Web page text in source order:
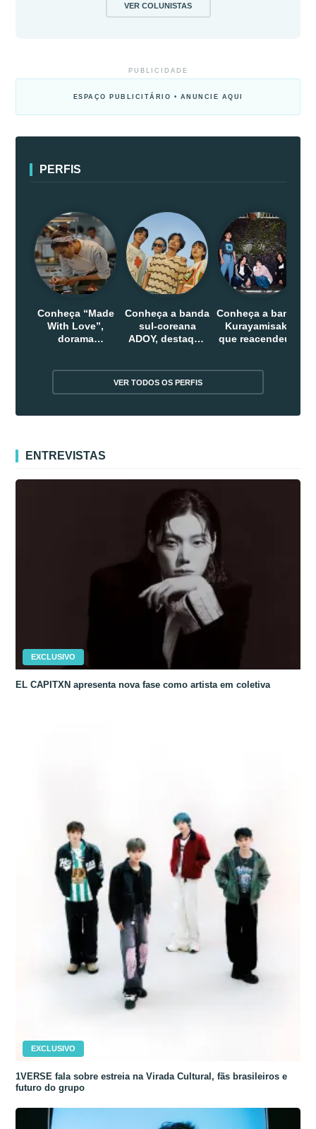
VER COLUNISTAS
PUBLICIDADE
ESPAÇO PUBLICITÁRIO • ANUNCIE AQUI
PERFIS
Conheça “Made
With Love”,
dorama
Conheça a banda
sul-coreana
ADOY, destaque
Conheça a banda
Kurayamisaka
que reacendeu o
VER TODOS OS PERFIS
ENTREVISTAS
EXCLUSIVO
EL CAPITXN apresenta nova fase como artista em coletiva
EXCLUSIVO
1VERSE fala sobre estreia na Virada Cultural, fãs brasileiros e
futuro do grupo